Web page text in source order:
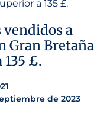
a 135 £.
a
Gran Bretaña
£.
de 2023